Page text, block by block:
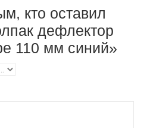
кто оставил
дефлектор
110 мм синий»